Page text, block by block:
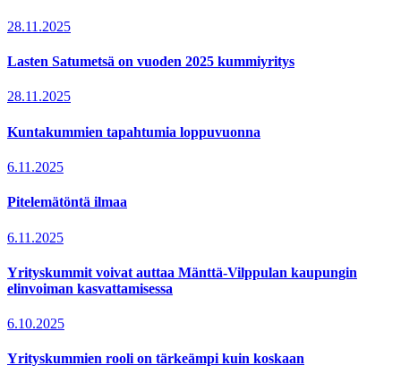
28.11.2025
Lasten Satumetsä on vuoden 2025 kummiyritys
28.11.2025
Kuntakummien tapahtumia loppuvuonna
6.11.2025
Pitelemätöntä ilmaa
6.11.2025
Yrityskummit voivat auttaa Mänttä-Vilppulan kaupungin
elinvoiman kasvattamisessa
6.10.2025
Yrityskummien rooli on tärkeämpi kuin koskaan